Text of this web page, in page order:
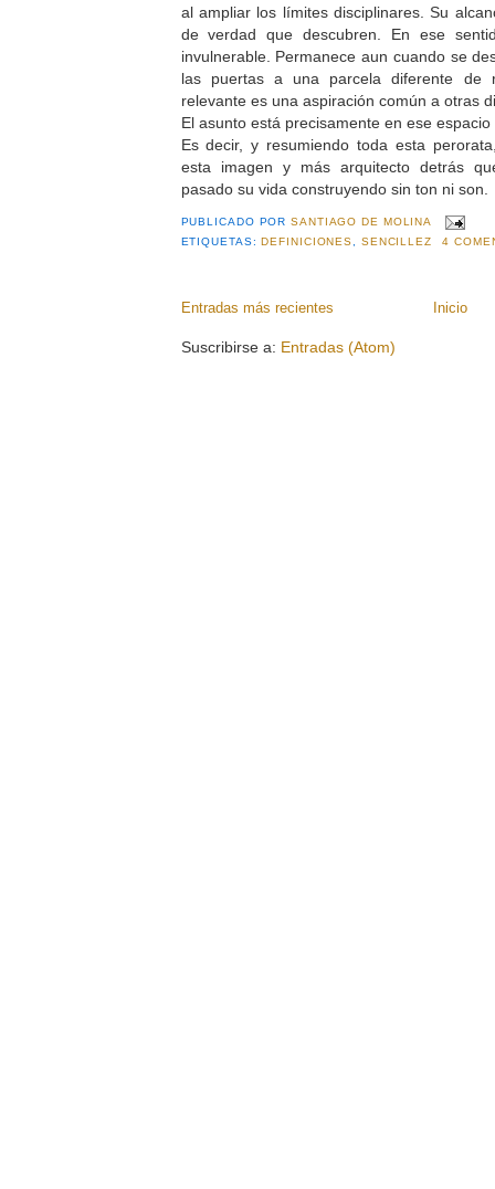
al ampliar los límites disciplinares. Su
de verdad que descubren. En ese
invulnerable. Permanece aun cuando se
las puertas a una parcela diferente de
relevante es una aspiración común a otras
El asunto está precisamente en ese
Es decir, y resumiendo toda esta
esta imagen y más arquitecto detrás
pasado su vida construyendo sin ton ni son.
PUBLICADO PORSANTIAGO DE MOLINA
ETIQUETAS:DEFINICIONES SENCILLEZ 4
Entradas más recientes Inicio
Suscribirse a: Entradas (Atom)